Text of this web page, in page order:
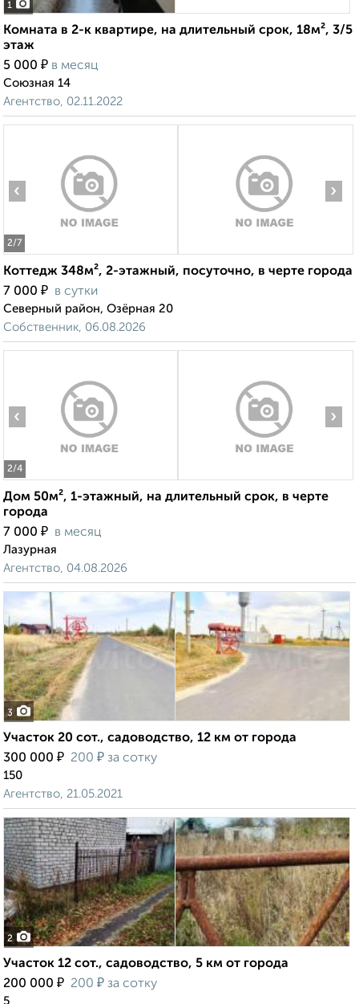
1
Комната в 2-к квартире, на длительный срок, 18м², 3/5
этаж
5 000 ₽ в месяц
Союзная 14
Агентство, 02.11.2022
2/7
‹ ›
Коттедж 348м², 2-этажный, посуточно, в черте города
7 000 ₽ в сутки
Северный район, Озёрная 20
Собственник, 06.08.2026
2/4
‹ ›
Дом 50м², 1-этажный, на длительный срок, в черте
города
7 000 ₽ в месяц
Лазурная
Агентство, 04.08.2026
3
Участок 20 сот., садоводство, 12 км от города
300 000 ₽ 200 ₽ за сотку
150
Агентство, 21.05.2021
2
Участок 12 сот., садоводство, 5 км от города
200 000 ₽ 200 ₽ за сотку
5